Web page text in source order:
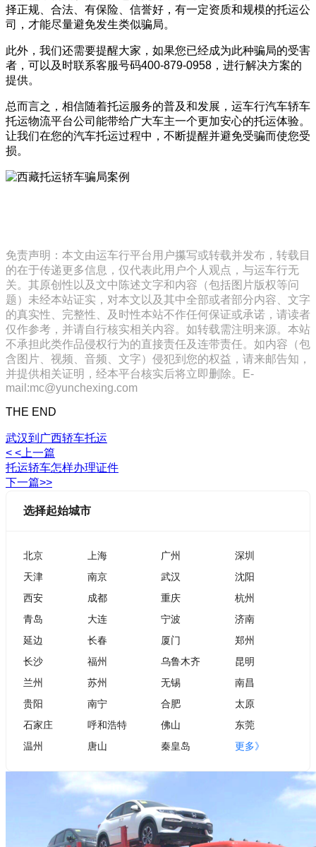
择正规、合法、有保险、信誉好，有一定资质和规模的托运公
司，才能尽量避免发生类似骗局。
此外，我们还需要提醒大家，如果您已经成为此种骗局的受害
者，可以及时联系客服号码400-879-0958，进行解决方案的
提供。
总而言之，相信随着托运服务的普及和发展，运车行汽车轿车
托运物流平台公司能带给广大车主一个更加安心的托运体验。
让我们在您的汽车托运过程中，不断提醒并避免受骗而使您受
损。
免责声明：本文由运车行平台用户攥写或转载并发布，转载目
的在于传递更多信息，仅代表此用户个人观点，与运车行无
关。其原创性以及文中陈述文字和内容（包括图片版权等问
题）未经本站证实，对本文以及其中全部或者部分内容、文字
的真实性、完整性、及时性本站不作任何保证或承诺，请读者
仅作参考，并请自行核实相关内容。如转载需注明来源。本站
不承担此类作品侵权行为的直接责任及连带责任。如内容（包
含图片、视频、音频、文字）侵犯到您的权益，请来邮告知，
并提供相关证明，经本平台核实后将立即删除。E-
mail:mc@yunchexing.com
THE END
武汉到广西轿车托运
< <上一篇
托运轿车怎样办理证件
下一篇>>
选择起始城市
北京 上海 广州
深圳
天津
南京 武汉
沈阳
西安
成都 重庆
杭州
青岛
大连 宁波
济南
延边
长春 厦门
郑州
长沙
福州 乌鲁木齐
昆明
兰州
苏州 无锡
南昌
贵阳
南宁 合肥
太原
石家庄
呼和浩特 佛山
东莞
温州
唐山 秦皇岛 更多》